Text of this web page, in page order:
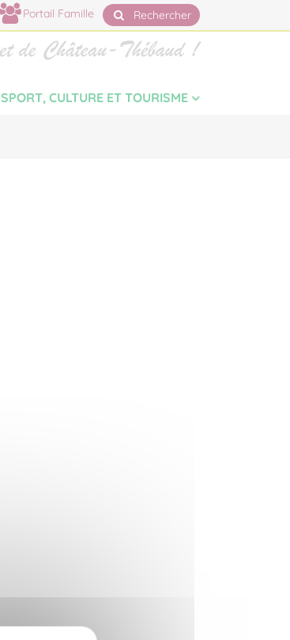
Portail Famille Rechercher
SPORT, CULTURE ET TOURISME